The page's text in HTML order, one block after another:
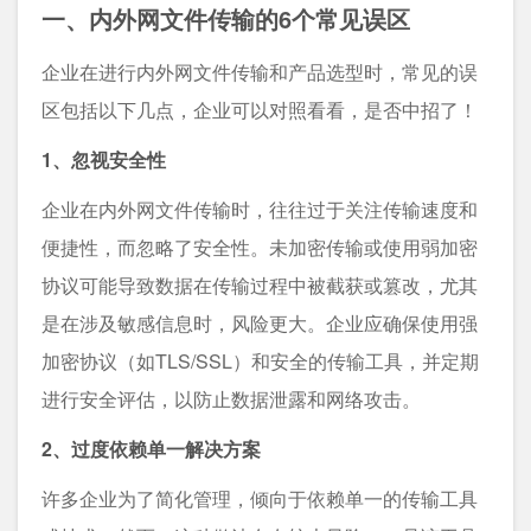
一、内外网文件传输的6个常见误区
企业在进行内外网文件传输和产品选型时，常见的误
区包括以下几点，企业可以对照看看，是否中招了！
1、忽视安全性
企业在内外网文件传输时，往往过于关注传输速度和
便捷性，而忽略了安全性。未加密传输或使用弱加密
协议可能导致数据在传输过程中被截获或篡改，尤其
是在涉及敏感信息时，风险更大。企业应确保使用强
加密协议（如TLS/SSL）和安全的传输工具，并定期
进行安全评估，以防止数据泄露和网络攻击。
2、过度依赖单一解决方案
许多企业为了简化管理，倾向于依赖单一的传输工具